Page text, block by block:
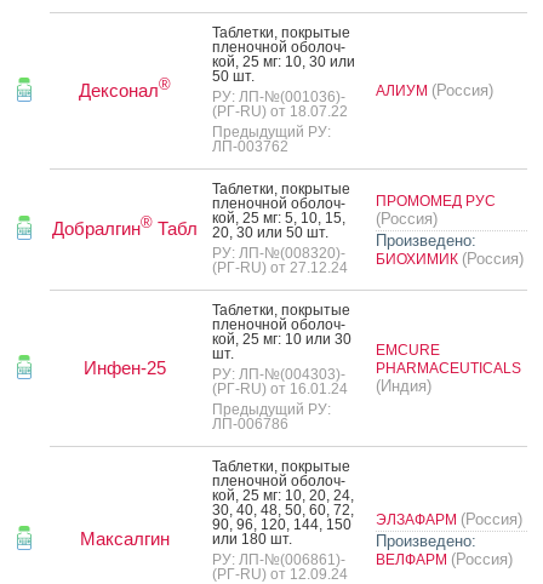
Дексонал®
Таб­летки, пок­ры­тые
пле­ноч­ной обо­лоч­
кой, 25 мг: 10, 30 или
50 шт.
РУ: ЛП-№(001036)-
(РГ-RU) от 18.07.22
Предыдущий РУ:
ЛП-003762
АЛИУМ (Россия)
Добралгин® Табл
Таб­летки, пок­ры­тые
пле­ноч­ной обо­лоч­
кой, 25 мг: 5, 10, 15,
20, 30 или 50 шт.
РУ: ЛП-№(008320)-
(РГ-RU) от 27.12.24
ПРОМОМЕД РУС
(Россия)
Произведено:
БИОХИМИК (Россия)
Инфен-25
Таб­летки, пок­ры­тые
пле­ноч­ной обо­лоч­
кой, 25 мг: 10 или 30
шт.
РУ: ЛП-№(004303)-
(РГ-RU) от 16.01.24
Предыдущий РУ:
ЛП-006786
EMCURE
PHARMACEUTICALS
(Индия)
Максалгин
Таб­летки, пок­ры­тые
пле­ноч­ной обо­лоч­
кой, 25 мг: 10, 20, 24,
30, 40, 48, 50, 60, 72,
90, 96, 120, 144, 150
или 180 шт.
РУ: ЛП-№(006861)-
(РГ-RU) от 12.09.24
ЭЛЗАФАРМ (Россия)
Произведено:
ВЕЛФАРМ (Россия)